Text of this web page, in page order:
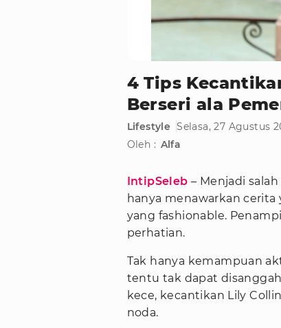
4 Tips
Berseri ala
Lifestyle Selasa, 27 Agustus
Oleh : Alfa
IntipSeleb – Menjadi
hanya menawarkan cerita
yang fashionable.
perhatian.
Tak hanya kemampuan
tentu tak dapat
kece, kecantikan Lily
noda.